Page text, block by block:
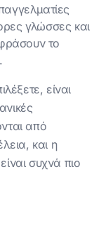
γλώσσες και
το
είναι
από
και η
συχνά πιο